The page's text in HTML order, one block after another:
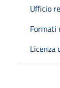
Ufficio
Formati
Licenza